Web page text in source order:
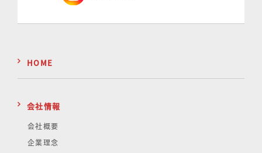
HOME
会社情報
会社概要
企業理念